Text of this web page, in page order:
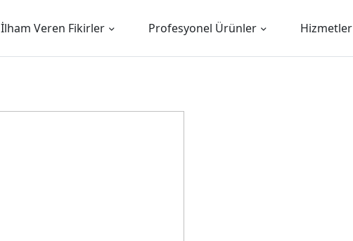
İlham Veren Fikirler Profesyonel Ürünler Hizmetler